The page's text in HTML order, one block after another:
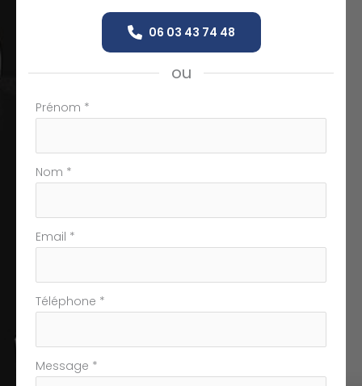
06 03 43 74 48
ou
Formulaire
téléphone
Prénom *
Nom *
Email *
Téléphone *
Message *